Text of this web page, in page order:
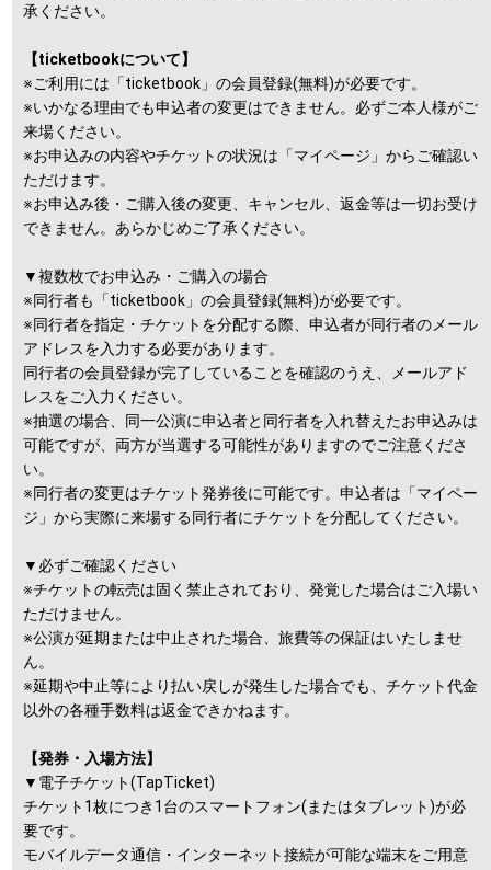
承ください。
【ticketbookについて】
※ご利用には「ticketbook」の会員登録(無料)が必要です。
※いかなる理由でも申込者の変更はできません。必ずご本人様がご
来場ください。
※お申込みの内容やチケットの状況は「マイページ」からご確認い
ただけます。
※お申込み後・ご購入後の変更、キャンセル、返金等は一切お受け
できません。あらかじめご了承ください。
▼複数枚でお申込み・ご購入の場合
※同行者も「ticketbook」の会員登録(無料)が必要です。
※同行者を指定・チケットを分配する際、申込者が同行者のメール
アドレスを入力する必要があります。
同行者の会員登録が完了していることを確認のうえ、メールアド
レスをご入力ください。
※抽選の場合、同一公演に申込者と同行者を入れ替えたお申込みは
可能ですが、両方が当選する可能性がありますのでご注意くださ
い。
※同行者の変更はチケット発券後に可能です。申込者は「マイペー
ジ」から実際に来場する同行者にチケットを分配してください。
▼必ずご確認ください
※チケットの転売は固く禁止されており、発覚した場合はご入場い
ただけません。
※公演が延期または中止された場合、旅費等の保証はいたしませ
ん。
※延期や中止等により払い戻しが発生した場合でも、チケット代金
以外の各種手数料は返金できかねます。
【発券・入場方法】
▼電子チケット(TapTicket)
チケット1枚につき1台のスマートフォン(またはタブレット)が必
要です。
モバイルデータ通信・インターネット接続が可能な端末をご用意